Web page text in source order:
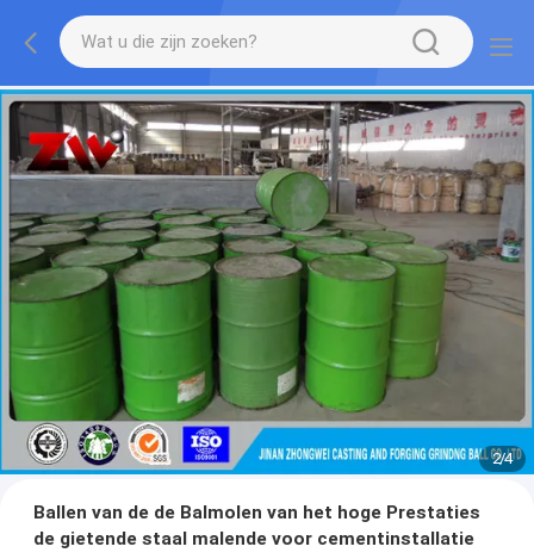
2/4
Ballen van de de Balmolen van het hoge Prestaties
de gietende staal malende voor cementinstallatie